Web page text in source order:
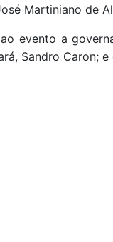
Martiniano de
evento a
Sandro Caron;